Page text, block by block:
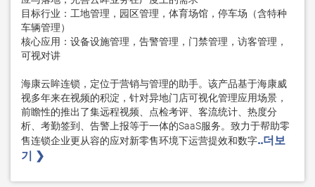
目标行业：工地管理，园区管理，体育场馆，停车场（含特种
车辆管理）
核心应用：设备设施管理，告警管理，门禁管理，访客管理，
可视对讲
海康云眸连锁，定位于营销与管理的助手。该产品基于海康威
视多年来在视频的积淀，针对异地门店可视化管理应用场景，
前瞻性的推出了集远程视频、点检考评、客流统计、热度分
析、考勤签到、告警上报等于一体的SaaS服务。致力于帮助零
售连锁企业更从容的应对新零售环境下运营提效和数字..더보
기 ❯